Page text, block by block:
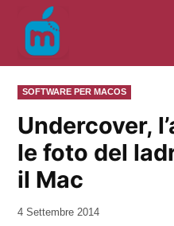
contenuto
PUBBLICATO
IN
SOFTWARE PER MACOS
Undercover,
le foto del
il Mac
da
4 Settembre 2014